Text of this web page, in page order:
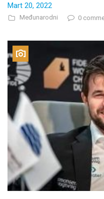
Mart 20, 2022
Međunarodni 0